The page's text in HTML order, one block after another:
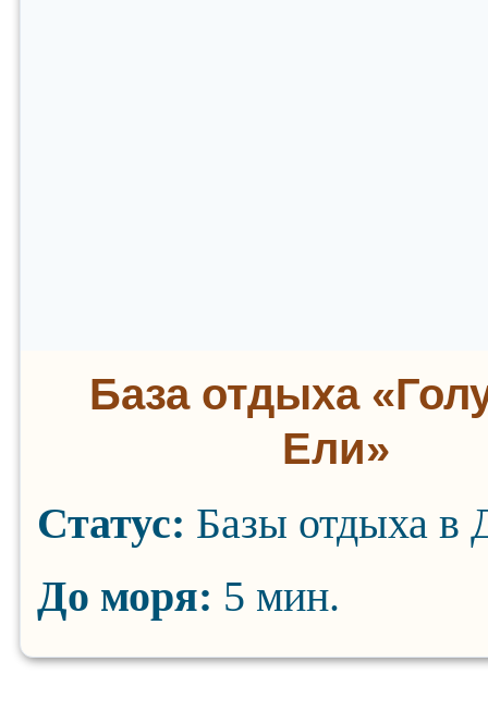
База отдыха
Ели»
Статус: Базы отдыха в
До моря: 5 мин.